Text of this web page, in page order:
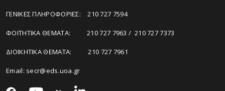
ΓΕΝΙΚΕΣ ΠΛΗΡΟΦΟΡΙΕΣ: 210 727 7594
ΦΟΙΤΗΤΙΚΑ ΘΕΜΑΤΑ: 210 727 7963 / 210 727 7373
ΔΙΟΙΚΗΤΙΚΑ ΘΕΜΑΤΑ: 210 727 7961
Email: secr@eds.uoa.gr